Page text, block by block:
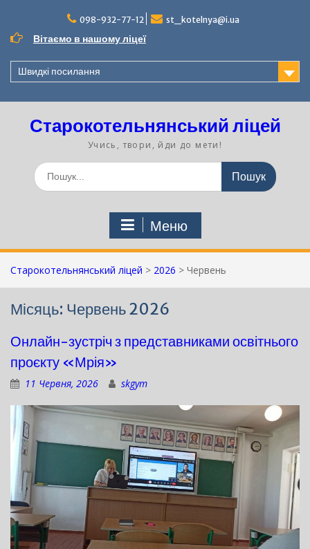
вмісту
098-932-77-12 st_kotelnya@i.ua
Вітаємо в нашому ліцеї
Швидкі посилання
Старокотельнянський ліцей
Учись, твори, йди до мети!
Шукати:
Меню
Старокотельнянський ліцей > 2026 > Червень
Місяць: Червень 2026
Онлайн-зустріч з представниками освітнього
проєкту «Мрія»
11 Червня, 2026 skgym